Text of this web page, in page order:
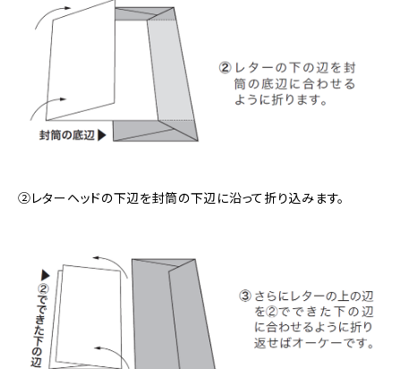
②レターヘッドの下辺を封筒の下辺に沿って折り込みます。